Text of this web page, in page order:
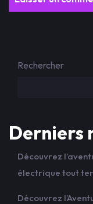
Rechercher
Derniers
Découvrez
électrique tout
Découvrez